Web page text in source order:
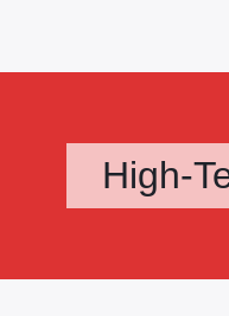
High-